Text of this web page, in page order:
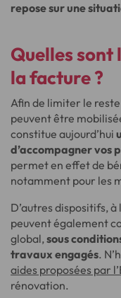
repose sur une
Quelles sont
la facture ?
Afin de limiter le
peuvent être
constitue aujourd’hui
d’accompagner vos
permet en effet de
notamment pour les
D’autres dispositifs,
peuvent également
global,sous
travaux engagés.
aides proposées par
rénovation.